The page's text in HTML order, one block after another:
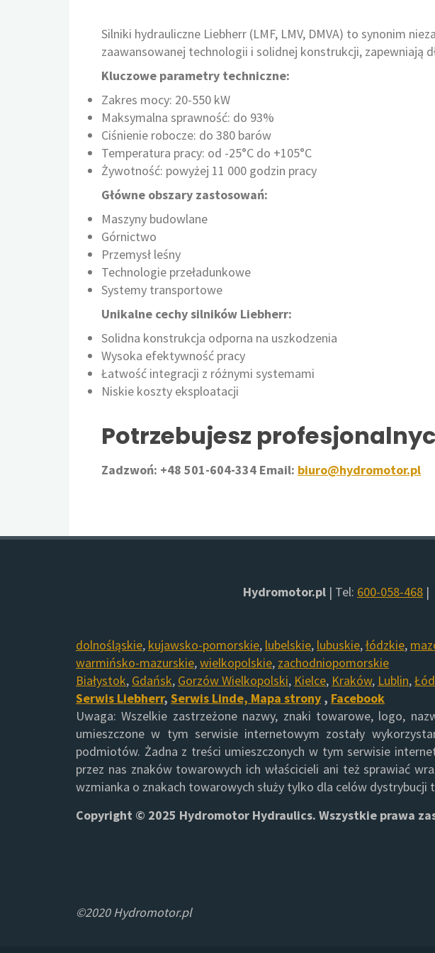
Silniki hydrauliczne Liebherr (LMF, LMV, DMVA) to synonim
zaawansowanej technologii i solidnej konstrukcji, zapewniają
Kluczowe parametry techniczne:
Zakres mocy: 20-550 kW​
Maksymalna sprawność: do 93%​
Ciśnienie robocze: do 380 barów​
Temperatura pracy: od -25°C do +105°C​
Żywotność: powyżej 11 000 godzin pracy​
Główne obszary zastosowań:
Maszyny budowlane​
Górnictwo​
Przemysł leśny​
Technologie przeładunkowe​
Systemy transportowe​
Unikalne cechy silników Liebherr:
Solidna konstrukcja odporna na uszkodzenia​
Wysoka efektywność pracy​
Łatwość integracji z różnymi systemami​
Niskie koszty eksploatacji
Potrzebujesz
Zadzwoń: +48 501-604-334 Email: biuro@hydromotor.pl
Hydromotor.pl | Tel: 600-058-468 |
dolnośląskie, kujawsko-pomorskie, lubelskie, lubuskie,łódzkie,
warmińsko-mazurskie,wielkopolskie, zachodniopomorskie
Białystok, Gdańsk, Gorzów Wielkopolski, Kielce, Kraków, Lublin,
Serwis Liebherr, Serwis Linde, Mapa strony , Facebook
Uwaga: Wszelkie zastrzeżone nazwy, znaki towarowe, logo,
umieszczone w tym serwisie internetowym zostały
podmiotów. Żadna z treści umieszczonych w tym serwisie
przez nas znaków towarowych ich właścicieli ani też sprawiać
wzmianka o znakach towarowych służy tylko dla celów dystrybucji
Copyright © 2025 Hydromotor Hydraulics. Wszystkie prawa
©2020 Hydromotor.pl